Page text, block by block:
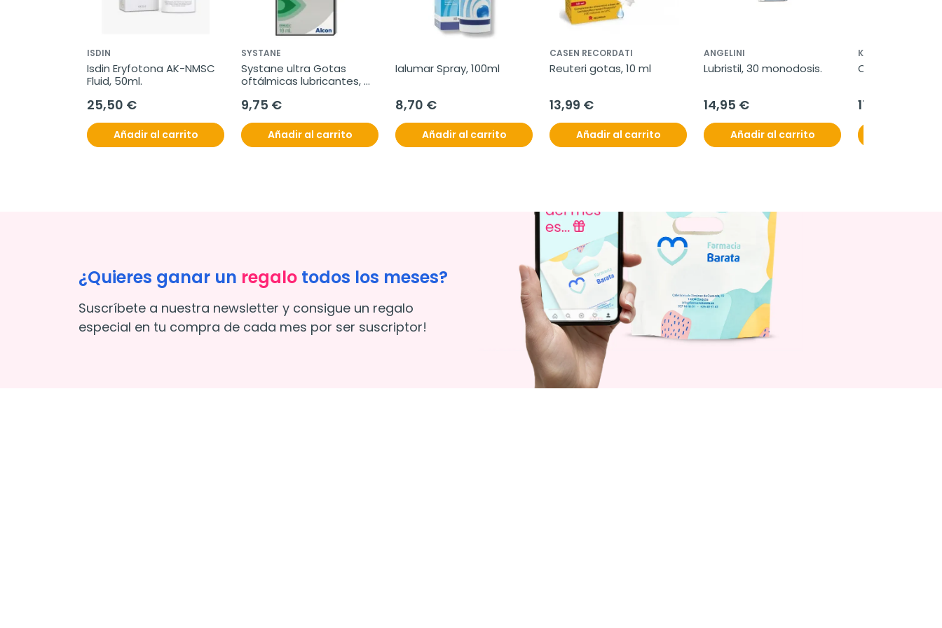
ISDIN
Isdin Eryfotona AK-NMSC
Fluid, 50ml.
25,50 €
Añadir al carrito
SYSTANE
Systane ultra Gotas
oftálmicas lubricantes,
9,75 €
Añadir al carrito
Ialumar Spray, 100ml
8,70 €
Añadir al carrito
CASEN RECORDATI
Reuteri gotas, 10 ml
13,99 €
Añadir al carrito
ANGELINI
Lubristil, 30 monodosis.
14,95 €
Añadir al carrito
KERN PHARMA
Oxicol, 28
17,50 €
¿Quieres ganar un regalo todos los meses?
Suscríbete a nuestra newsletter y consigue un regalo
especial en tu compra de cada mes por ser suscriptor!